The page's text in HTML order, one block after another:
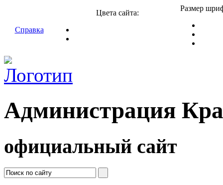
Справка
Цвета сайта:
Размер
Администрация
официальный сайт